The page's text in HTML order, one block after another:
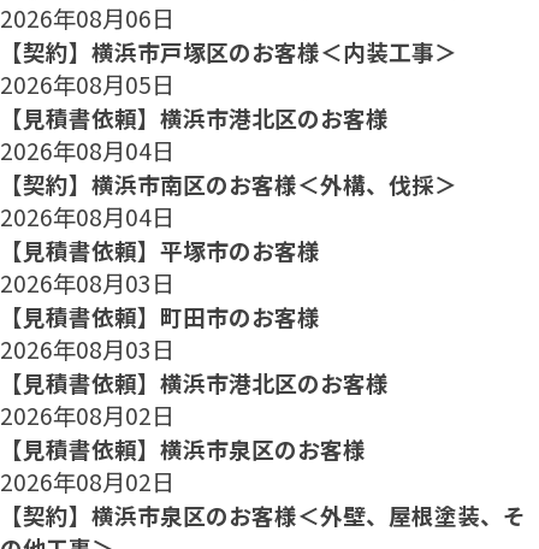
2026年08月06日
【契約】横浜市戸塚区のお客様＜内装工事＞
2026年08月05日
【見積書依頼】横浜市港北区のお客様
2026年08月04日
【契約】横浜市南区のお客様＜外構、伐採＞
2026年08月04日
【見積書依頼】平塚市のお客様
2026年08月03日
【見積書依頼】町田市のお客様
2026年08月03日
【見積書依頼】横浜市港北区のお客様
2026年08月02日
【見積書依頼】横浜市泉区のお客様
2026年08月02日
【契約】横浜市泉区のお客様＜外壁、屋根塗装、そ